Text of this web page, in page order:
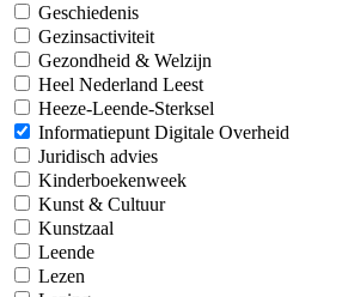
Geschiedenis
Gezinsactiviteit
Gezondheid & Welzijn
Heel Nederland Leest
Heeze-Leende-Sterksel
Informatiepunt Digitale Overheid
Juridisch advies
Kinderboekenweek
Kunst & Cultuur
Kunstzaal
Leende
Lezen